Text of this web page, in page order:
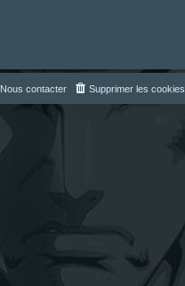
Supprimer les cookies
Nous contacter